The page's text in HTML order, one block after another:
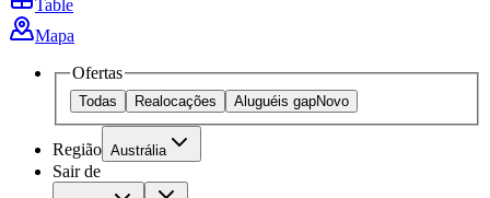
Table
Mapa
Ofertas
Todas Realocações Aluguéis gapNovo
Região Austrália
Sair de